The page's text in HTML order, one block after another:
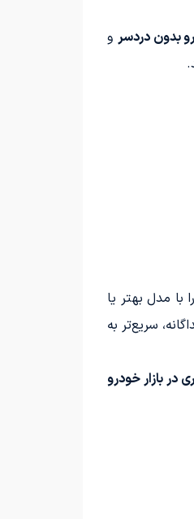
بدون دردسر و
با مدل بهتر یا
سریع‌تر به
در بازار خودرو